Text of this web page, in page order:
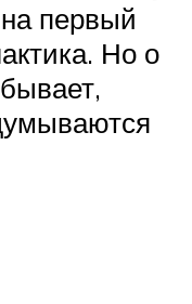
первый
Но о